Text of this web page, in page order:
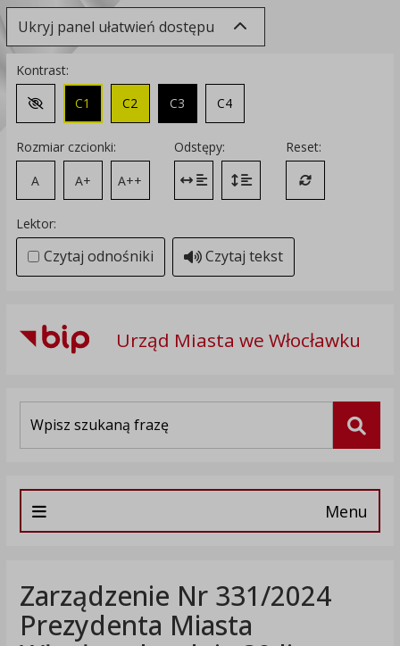
Ukryj panel ułatwień dostępu
Kontrast:
Zmień kontrast na domyślny
C1 C2 C3 C4
Rozmiar czcionki:
A
A+ A++
Odstępy:
Zmień odstęp między literami
Zmień interlinię i margines
Reset:
Przywróć
Lektor:
Czytaj odnośniki Czytaj tekst
Urząd Miasta we Włocławku
Menu
Zarządzenie Nr 331/2024
Prezydenta Miasta